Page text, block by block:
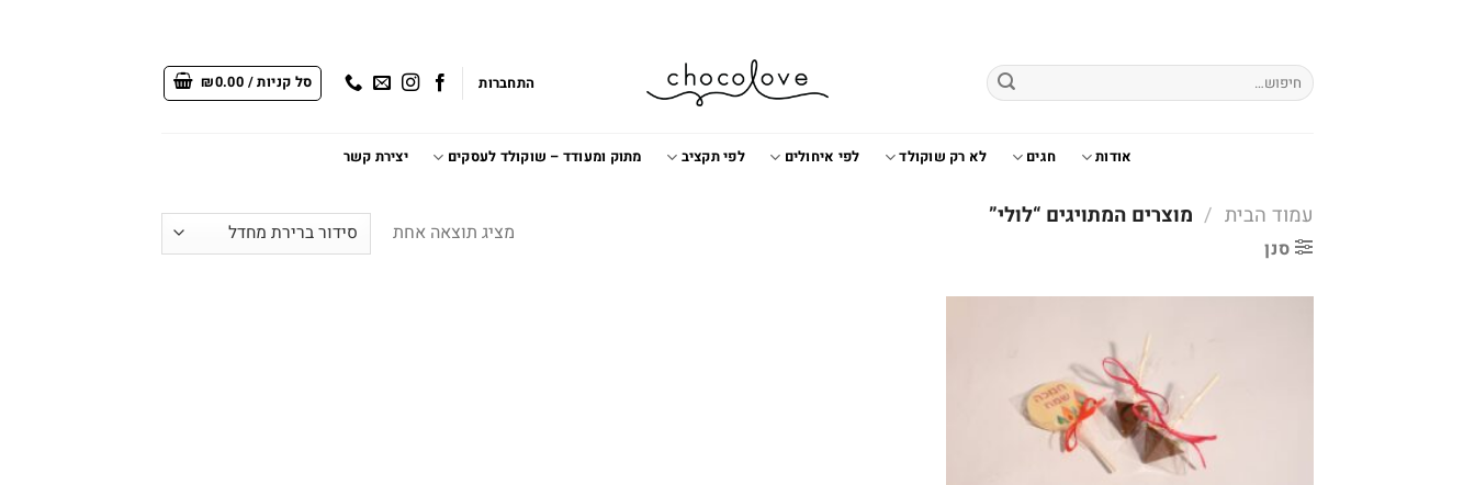
חיפוש
עבור:
התחברות סל קניות / ₪0.00
אודות חגים לא רק שוקולד לפי איחולים לפי תקציב מתוק ומעודד – שוקולד לעסקים יצירת קשר
עמוד הבית / מוצרים המתויגים “לולי”
סנן
מציג תוצאה אחת